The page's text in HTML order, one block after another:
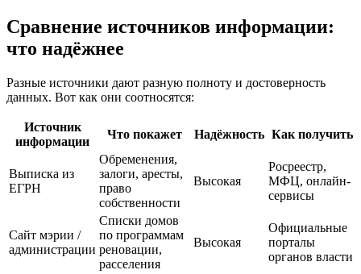
Сравнение источников информации:
что надёжнее
Разные источники дают разную полноту и достоверность
данных. Вот как они соотносятся:
Источник
информации
Что покажет Надёжность Как получить
Выписка из
ЕГРН
Обременения,
залоги, аресты,
право
собственности
Высокая
Росреестр,
МФЦ, онлайн-
сервисы
Сайт мэрии /
администрации
Списки домов
по программам
реновации,
расселения
Высокая
Официальные
порталы
органов власти